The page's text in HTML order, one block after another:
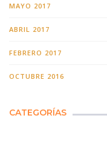
MAYO 2017
ABRIL 2017
FEBRERO 2017
OCTUBRE 2016
CATEGORÍAS